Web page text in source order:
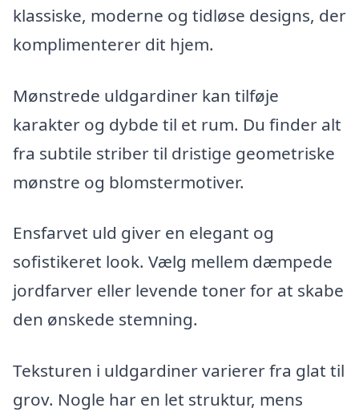
klassiske, moderne og tidløse designs, der
komplimenterer dit hjem.
Mønstrede uldgardiner kan tilføje
karakter og dybde til et rum. Du finder alt
fra subtile striber til dristige geometriske
mønstre og blomstermotiver.
Ensfarvet uld giver en elegant og
sofistikeret look. Vælg mellem dæmpede
jordfarver eller levende toner for at skabe
den ønskede stemning.
Teksturen i uldgardiner varierer fra glat til
grov. Nogle har en let struktur, mens